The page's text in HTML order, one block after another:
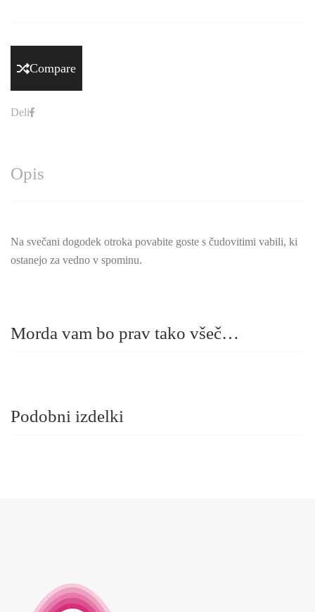
Compare
Deli
Opis
Na svečani dogodek otroka povabite goste s čudovitimi vabili, ki
ostanejo za vedno v spominu.
Morda vam bo prav tako všeč…
Podobni izdelki